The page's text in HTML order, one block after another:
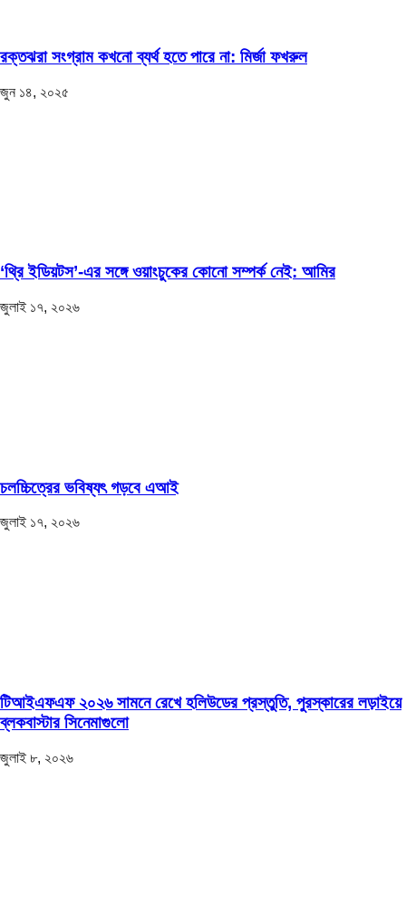
রক্তঝরা সংগ্রাম কখনো ব্যর্থ হতে পারে না: মির্জা ফখরুল
জুন ১৪, ২০২৫
‘থ্রি ইডিয়টস’-এর সঙ্গে ওয়াংচুকের কোনো সম্পর্ক নেই: আমির
জুলাই ১৭, ২০২৬
চলচ্চিত্রের ভবিষ্যৎ গড়বে এআই
জুলাই ১৭, ২০২৬
টিআইএফএফ ২০২৬ সামনে রেখে হলিউডের প্রস্তুতি, পুরস্কারের লড়াইয়ে
ব্লকবাস্টার সিনেমাগুলো
জুলাই ৮, ২০২৬